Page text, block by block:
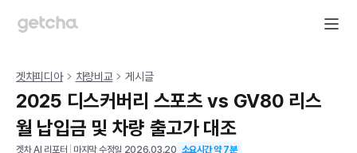
겟차피디아 차량비교 게시글
2025 디스커버리 스포츠 vs GV80 리스
월 납입금 및 차량 출고가 대조
겟차 AI 리포터 마지막 수정일 2026.03.20 소요시간 약7분